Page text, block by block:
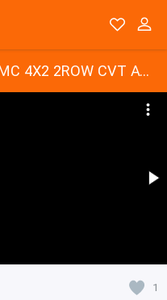
Nissan X-trail 2.5 SENSE MC 4X2 2ROW CVT AT 5P 2022
1